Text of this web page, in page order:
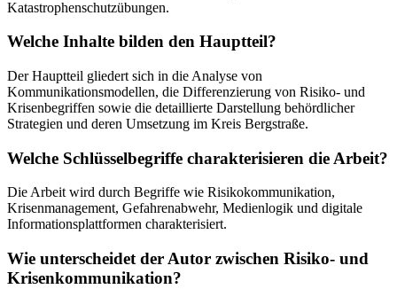
Katastrophenschutzübungen.
Welche Inhalte bilden den Hauptteil?
Der Hauptteil gliedert sich in die Analyse von
Kommunikationsmodellen, die Differenzierung von Risiko- und
Krisenbegriffen sowie die detaillierte Darstellung behördlicher
Strategien und deren Umsetzung im Kreis Bergstraße.
Welche Schlüsselbegriffe charakterisieren die Arbeit?
Die Arbeit wird durch Begriffe wie Risikokommunikation,
Krisenmanagement, Gefahrenabwehr, Medienlogik und digitale
Informationsplattformen charakterisiert.
Wie unterscheidet der Autor zwischen Risiko- und
Krisenkommunikation?